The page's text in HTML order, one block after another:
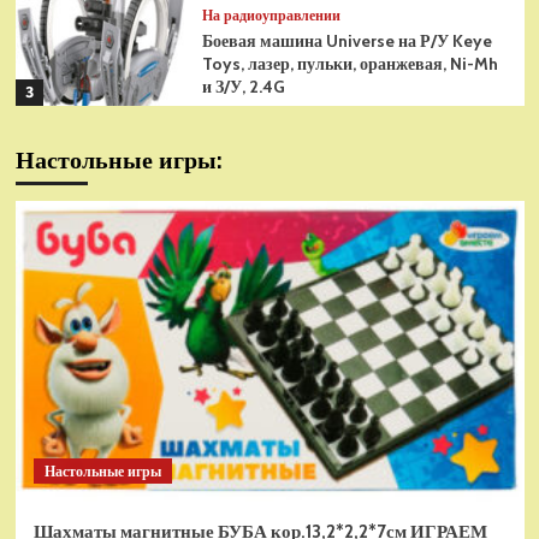
3
На радиоуправлении
Боевая машина Universe на Р/У Keye
Toys, лазер, пульки, оранжевая, Ni-Mh
и З/У, 2.4G
Радиоуправляемая модель
(HN1586)
На радиоуправлении
Р/У танк Taigen 1/16
Panzerkampfwagen III (Германия) HC
(для ИК танкового боя) V3 2.4G RTR,
TG3848-1HC-IR3.0
1
На радиоуправлении
Радиоуправляемый танк Torro
Sturmtiger Panzer 1к16
(TR1111700300)
Настольные игры:
Настольные игры
Шахматы магнитные БУБА кор.13,2*2,2*7см ИГРАЕМ